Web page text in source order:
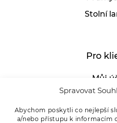
Spravovat
Abychom poskytli co nejlepší
a/nebo přístupu k informacím
Stolní
Pro
Můj